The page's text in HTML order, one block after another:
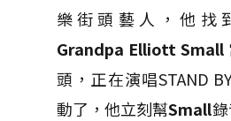
樂街頭藝人，他找
Grandpa Elliott Small
頭，正在演唱STAND
動了，他立刻幫Small